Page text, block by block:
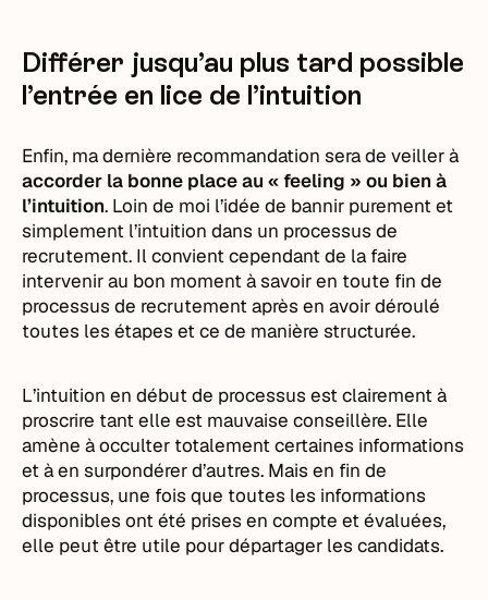
Différer jusqu’au plus tard possible
l’entrée en lice de l’intuition
Enfin, ma dernière recommandation sera de veiller à
accorder la bonne place au « feeling » ou bien à
l’intuition. Loin de moi l’idée de bannir purement et
simplement l’intuition dans un processus de
recrutement. Il convient cependant de la faire
intervenir au bon moment à savoir en toute fin de
processus de recrutement après en avoir déroulé
toutes les étapes et ce de manière structurée.
L’intuition en début de processus est clairement à
proscrire tant elle est mauvaise conseillère. Elle
amène à occulter totalement certaines informations
et à en surpondérer d’autres. Mais en fin de
processus, une fois que toutes les informations
disponibles ont été prises en compte et évaluées,
elle peut être utile pour départager les candidats.